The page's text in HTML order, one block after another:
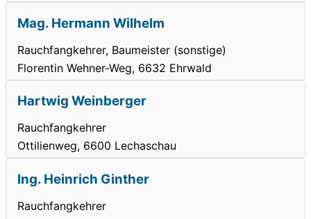
Mag. Hermann Wilhelm
Rauchfangkehrer, Baumeister (sonstige)
Florentin Wehner-Weg, 6632 Ehrwald
Hartwig Weinberger
Rauchfangkehrer
Ottilienweg, 6600 Lechaschau
Ing. Heinrich Ginther
Rauchfangkehrer